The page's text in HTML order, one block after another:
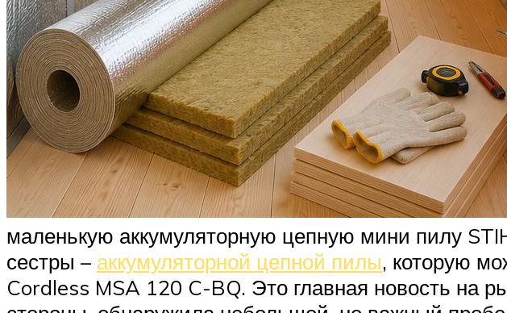
маленькую аккумуляторную цепную мини пилу
сестры – аккумуляторной цепной пилы, которую
Cordless MSA 120 C-BQ. Это главная новость на